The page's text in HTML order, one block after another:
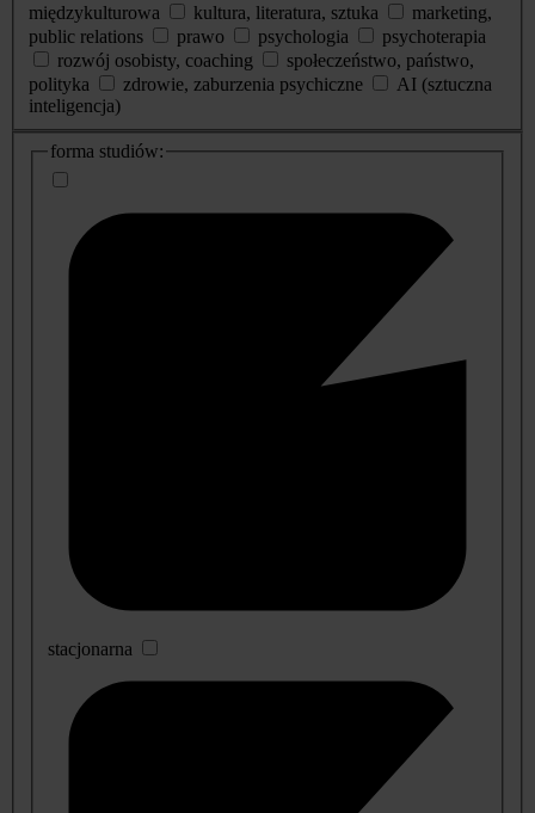
międzykulturowa
kultura, literatura, sztuka
marketing,
public relations
prawo psychologia
psychoterapia
rozwój osobisty, coaching
społeczeństwo, państwo,
polityka
zdrowie, zaburzenia psychiczne
AI (sztuczna
inteligencja)
dodatkowe
informacje
forma studiów:
stacjonarna